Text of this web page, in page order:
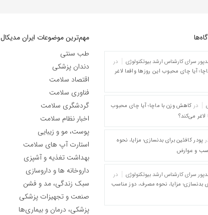
سرای کارشناس ارشد بیوتکنولوژی
در
آیا چای محبوب این روزها واقعا لاغر
در کاهش وزن با ماچا؛ آیا چای محبوب
لاغر می‌کند؟
پودر کافئین برای بدنسازی؛ مزایا، نحوه
و عوارض
سرای کارشناس ارشد بیوتکنولوژی
در
بدنسازی؛ مزایا، نحوه مصرف، دوز مناسب
مهم‌ترین موضوعات ایران مدیکال
طب سنتی
دندان پزشکی
اقتصاد سلامت
فناوری سلامت
گردشگری سلامت
اخبار نظام سلامت
پوست، مو و زیبایی
استارت آپ های سلامت
بهداشت تغذیه و آشپزی
داروخانه ها و داروسازی
سبک زندگی، مد و فشن
صنعت و تجهیزات پزشکی
پزشکی، درمان و بیماری‌ها